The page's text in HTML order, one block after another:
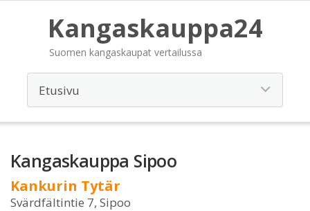
Kangaskauppa24
Suomen kangaskaupat vertailussa
Kangaskauppa Sipoo
Kankurin Tytär
Svärdfältintie 7, Sipoo